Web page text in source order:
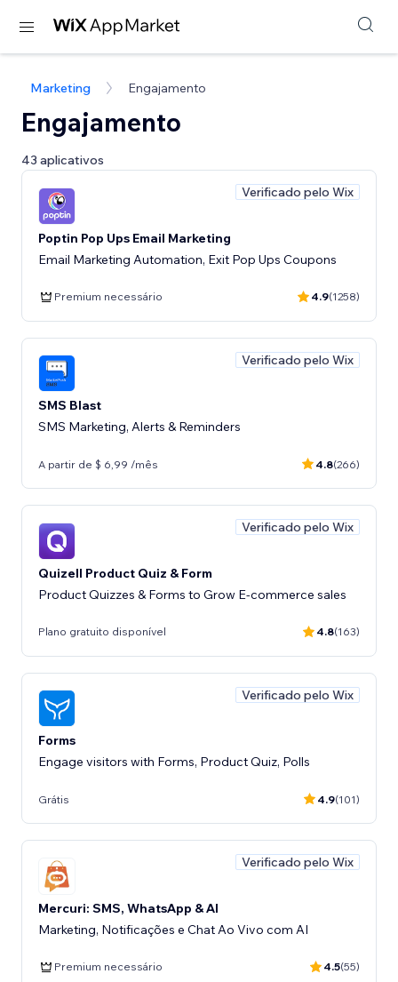
Marketing Engajamento
Engajamento
43 aplicativos
Verificado pelo Wix
Poptin Pop Ups Email Marketing
Email Marketing Automation, Exit Pop Ups Coupons
Premium necessário 4.9(1258)
Verificado pelo Wix
SMS Blast
SMS Marketing, Alerts & Reminders
A partir de $ 6,99 /mês 4.8(266)
Verificado pelo Wix
Quizell Product Quiz & Form
Product Quizzes & Forms to Grow E-commerce sales
Plano gratuito disponível 4.8(163)
Verificado pelo Wix
Forms
Engage visitors with Forms, Product Quiz, Polls
Grátis 4.9(101)
Verificado pelo Wix
Mercuri: SMS, WhatsApp & AI
Marketing, Notificações e Chat Ao Vivo com AI
Premium necessário 4.5(55)